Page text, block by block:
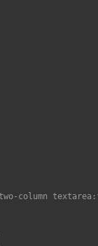
column